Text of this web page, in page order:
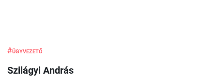
#ügyvezető
Szilágyi András